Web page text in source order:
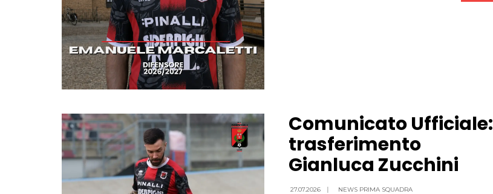
Comunicato Ufficiale:
trasferimento
Gianluca Zucchini
27.07.2026 | NEWS PRIMA SQUADRA